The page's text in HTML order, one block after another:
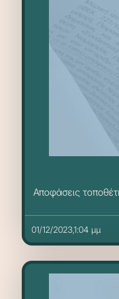
Αποφάσεις
01/12/2023,1:04 μμ